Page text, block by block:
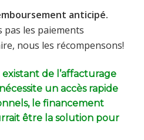
anticipé.
pas les paiements
nous les récompensons!
de l’affacturage
un accès rapide
le financement
être la solution pour